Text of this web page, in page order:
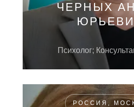
ЧЕРНЫХ
Психолог;
РОССИЯ,